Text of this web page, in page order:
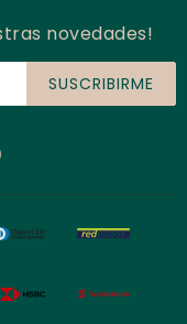
novedades!
SUSCRIBIRME